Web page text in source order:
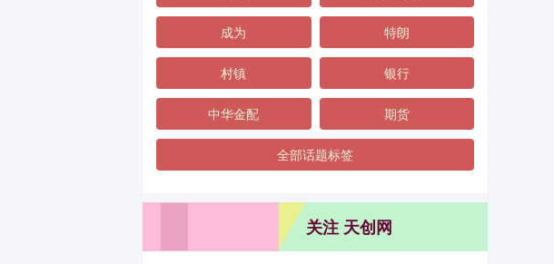
成为 特朗
村镇 银行
中华金配 期货
全部话题标签
关注 天创网